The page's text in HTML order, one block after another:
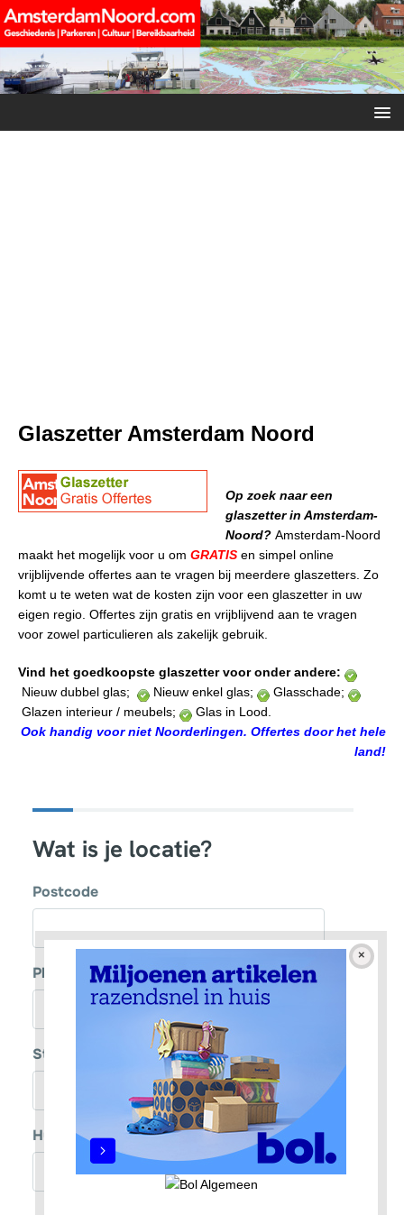
Glaszetter Amsterdam Noord
Op zoek naar een
glaszetter in Amsterdam-
Noord? Amsterdam-Noord
maakt het mogelijk voor u om GRATIS en simpel online
vrijblijvende offertes aan te vragen bij meerdere glaszetters. Zo
komt u te weten wat de kosten zijn voor een glaszetter in uw
eigen regio. Offertes zijn gratis en vrijblijvend aan te vragen
voor zowel particulieren als zakelijk gebruik.
Vind het goedkoopste glaszetter voor onder andere:
Nieuw dubbel glas;
Nieuw enkel glas;
Glasschade;
Glazen interieur / meubels;
Glas in Lood.
Ook handig voor niet Noorderlingen. Offertes door het hele
land!